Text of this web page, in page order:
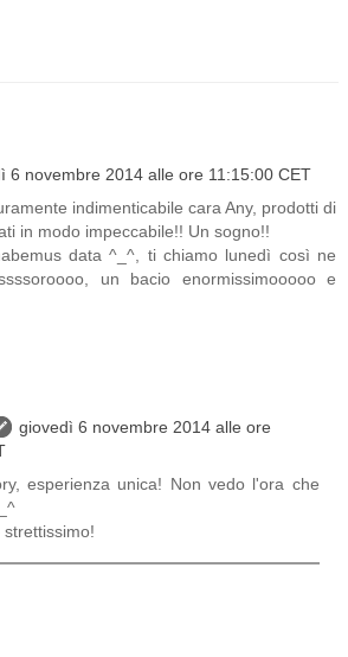
6 novembre 2014 alle ore 11:15:00 CET
indimenticabile cara Any, prodotti di
in modo impeccabile!! Un sogno!!
data ^_^, ti chiamo lunedì così ne
un bacio enormissimooooo e
giovedì 6 novembre 2014 alle ore
esperienza unica! Non vedo l'ora che